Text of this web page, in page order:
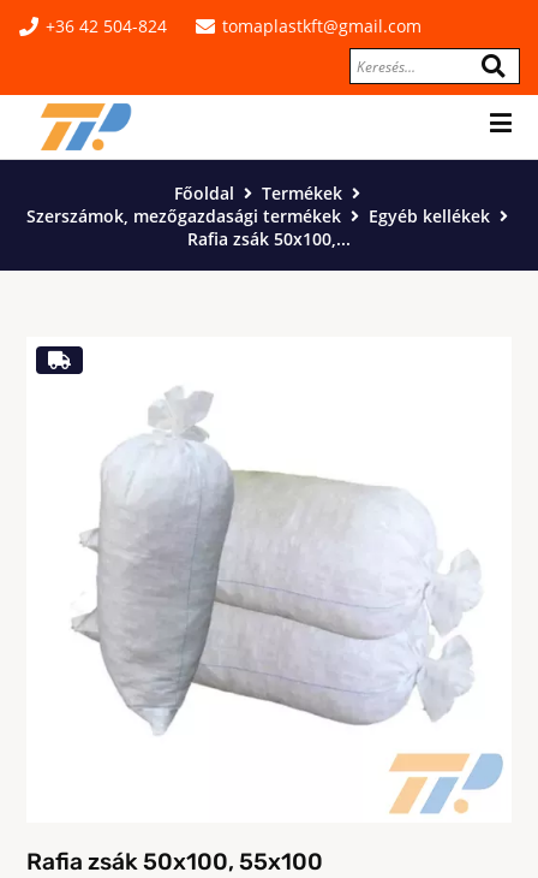
+36 42 504-824 tomaplastkft@gmail.com
Főoldal
Termékek
Szerszámok, mezőgazdasági termékek
Egyéb kellékek
Rafia zsák 50x100,...
Rafia zsák 50x100, 55x100